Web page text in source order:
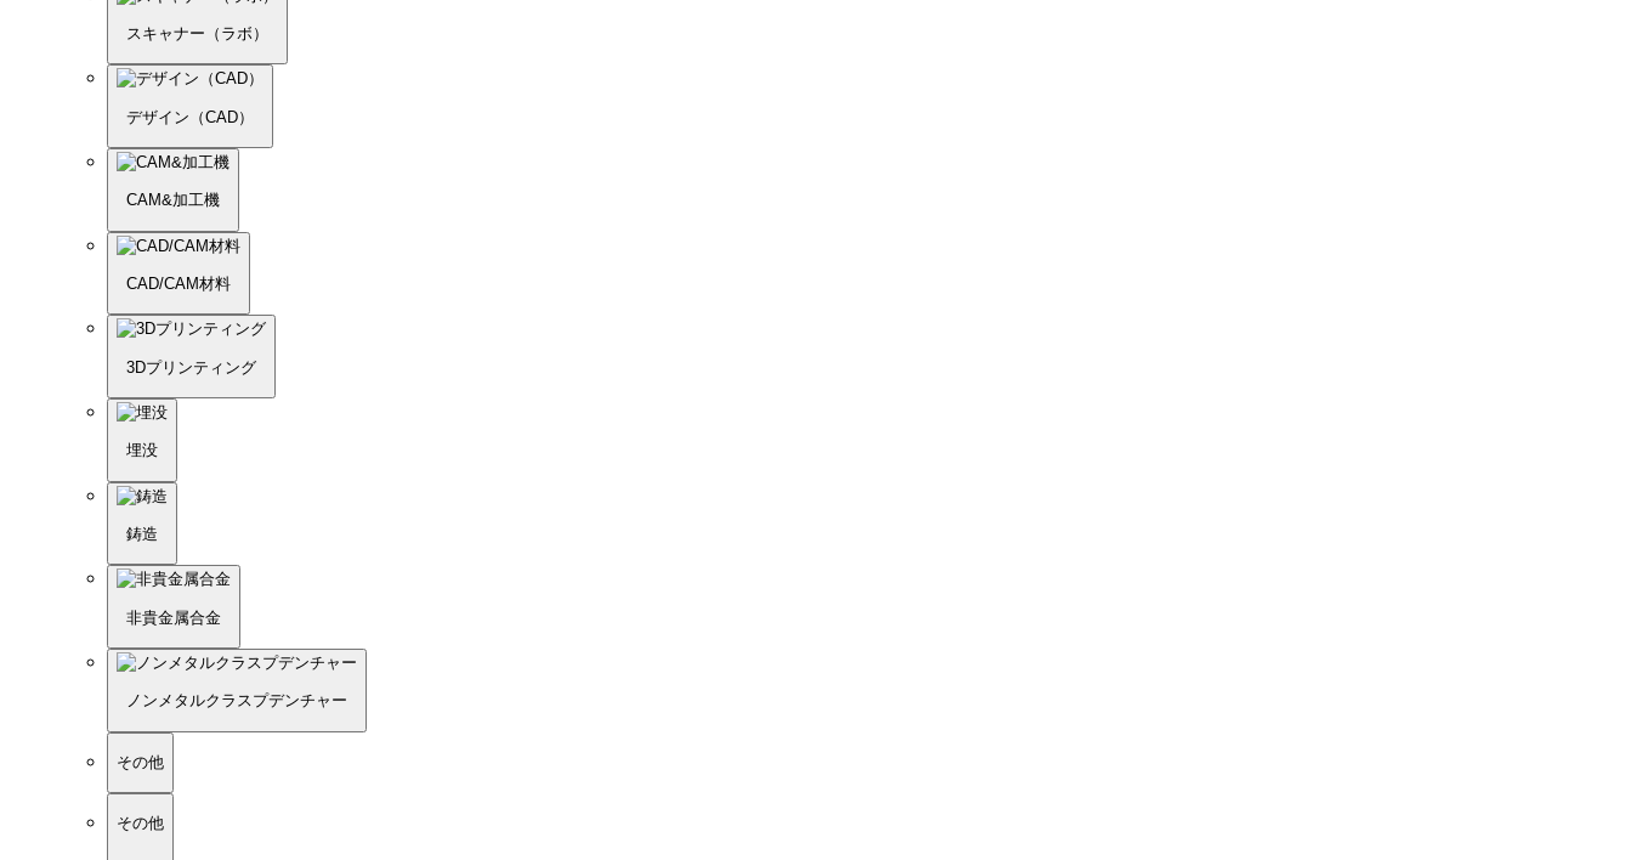
スキャナー（ラボ）
デザイン（CAD）
CAM&加工機
CAD/CAM材料
3Dプリンティング
埋没
鋳造
非貴金属合金
ノンメタルクラスプデンチャー
その他
その他